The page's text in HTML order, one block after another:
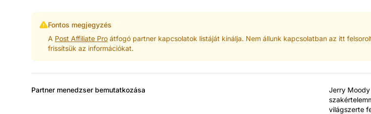
Fontos megjegyzés
A Post Affiliate Pro átfogó partner kapcsolatok listáját kínálja. Nem állunk kapcsolatban az itt
frissítsük az információkat.
Partner menedzser bemutatkozása
Jerry Moody
világszerte